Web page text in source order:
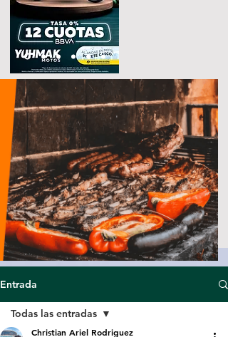
Entrada
Todas las entradas
Christian Ariel Rodriguez